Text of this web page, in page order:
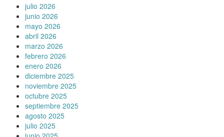
julio 2026
junio 2026
mayo 2026
abril 2026
marzo 2026
febrero 2026
enero 2026
diciembre 2025
noviembre 2025
octubre 2025
septiembre 2025
agosto 2025
julio 2025